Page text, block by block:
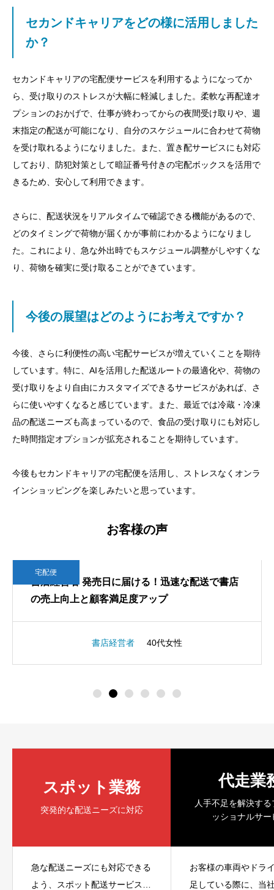
セカンドキャリアをどの様に活用しました
か？
セカンドキャリアの宅配便サービスを利用するようになってか
ら、受け取りのストレスが大幅に軽減しました。柔軟な再配達オ
プションのおかげで、仕事が終わってからの夜間受け取りや、週
末指定の配送が可能になり、自分のスケジュールに合わせて荷物
を受け取れるようになりました。また、置き配サービスにも対応
しており、防犯対策として暗証番号付きの宅配ボックスを活用で
きるため、安心して利用できます。
さらに、配送状況をリアルタイムで確認できる機能があるので、
どのタイミングで荷物が届くかが事前にわかるようになりまし
た。これにより、急な外出時でもスケジュール調整がしやすくな
り、荷物を確実に受け取ることができています。
今後の展望はどのようにお考えですか？
今後、さらに利便性の高い宅配サービスが増えていくことを期待
しています。特に、AIを活用した配送ルートの最適化や、荷物の
受け取りをより自由にカスタマイズできるサービスがあれば、さ
らに使いやすくなると感じています。また、最近では冷蔵・冷凍
品の配送ニーズも高まっているので、食品の受け取りにも対応し
た時間指定オプションが拡充されることを期待しています。
今後もセカンドキャリアの宅配便を活用し、ストレスなくオンラ
インショッピングを楽しみたいと思っています。
お客様の声
宅配便
書店経営者 発売日に届ける！迅速な配送で書店
の売上向上と顧客満足度アップ
書店経営者 40代女性
スポット業務
突発的な配送ニーズに対応
急な配送ニーズにも対応できる
よう、スポット配送サービスを
代走業
人手不足を解決す
ッショナルサー
お客様の車両やドラ
足している際に、当